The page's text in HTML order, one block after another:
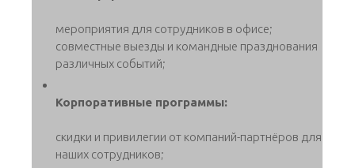
мероприятия для сотрудников в офисе;
совместные выезды и командные празднования
различных событий;
Корпоративные программы:
скидки и привилегии от компаний-партнёров для
наших сотрудников;